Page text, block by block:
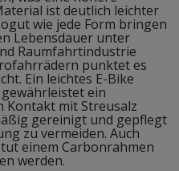
ist deutlich leichter
wie jede Form bringen
Lebensdauer unter
Raumfahrtindustrie
punktet es
Ein leichtes E-Bike
ein
Kontakt mit Streusalz
gereinigt und gepflegt
zu vermeiden. Auch
einem Carbonrahmen
werden.